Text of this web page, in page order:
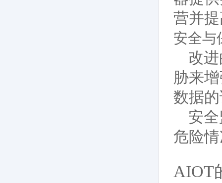
营并
安全与
改
胁来
数据
安
危险
AIOT